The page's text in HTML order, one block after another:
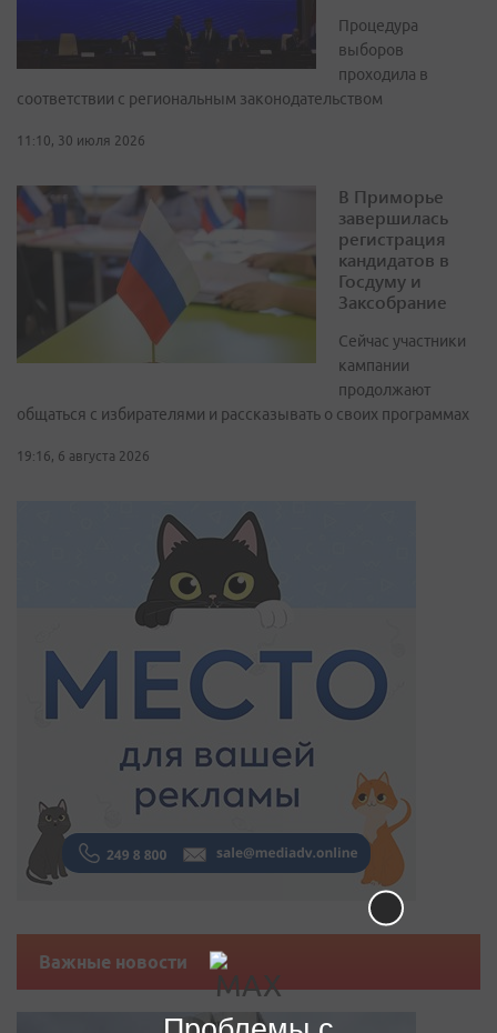
Процедура
выборов
проходила в
соответствии с региональным законодательством
11:10, 30 июля 2026
В Приморье
завершилась
регистрация
кандидатов в
Госдуму и
Заксобрание
Сейчас участники
кампании
продолжают
общаться с избирателями и рассказывать о своих программах
19:16, 6 августа 2026
Важные новости